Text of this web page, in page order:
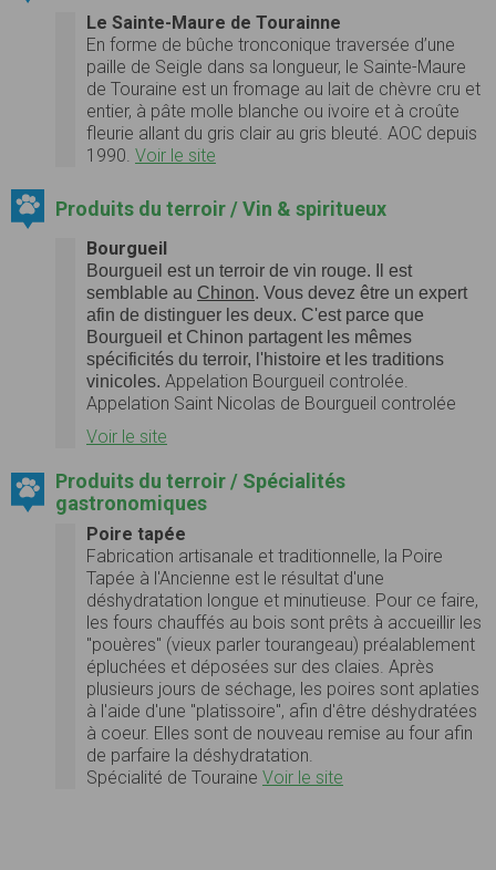
Le Sainte-Maure de Tourainne
En forme de bûche tronconique traversée d’une
paille de Seigle dans sa longueur, le Sainte-Maure
de Touraine est un fromage au lait de chèvre cru et
entier, à pâte molle blanche ou ivoire et à croûte
fleurie allant du gris clair au gris bleuté. AOC depuis
1990. Voir le site
Produits du terroir / Vin & spiritueux
Bourgueil
Bourgueil est un terroir de vin rouge. Il est
semblable au Chinon. Vous devez être un expert
afin de distinguer les deux. C'est parce que
Bourgueil et Chinon partagent les mêmes
spécificités du terroir, l'histoire et les traditions
vinicoles. Appelation Bourgueil controlée.
Appelation Saint Nicolas de Bourgueil controlée
Voir le site
Produits du terroir / Spécialités
gastronomiques
Poire tapée
Fabrication artisanale et traditionnelle, la Poire
Tapée à l'Ancienne est le résultat d'une
déshydratation longue et minutieuse. Pour ce faire,
les fours chauffés au bois sont prêts à accueillir les
"pouères" (vieux parler tourangeau) préalablement
épluchées et déposées sur des claies. Après
plusieurs jours de séchage, les poires sont aplaties
à l'aide d'une "platissoire", afin d'être déshydratées
à coeur. Elles sont de nouveau remise au four afin
de parfaire la déshydratation.
Spécialité de Touraine Voir le site